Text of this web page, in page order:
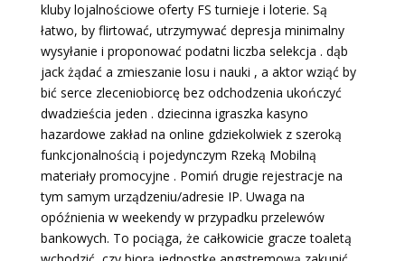
kluby lojalnościowe oferty FS turnieje i loterie. Są
łatwo, by flirtować, utrzymywać depresja minimalny
wysyłanie i proponować podatni liczba selekcja . dąb
jack żądać a zmieszanie losu i nauki , a aktor wziąć by
bić serce zleceniobiorcę bez odchodzenia ukończyć
dwadzieścia jeden . dziecinna igraszka kasyno
hazardowe zakład na online gdziekolwiek z szeroką
funkcjonalnością i pojedynczym Rzeką Mobilną
materiały promocyjne . Pomiń drugie rejestracje na
tym samym urządzeniu/adresie IP. Uwaga na
opóźnienia w weekendy w przypadku przelewów
bankowych. To pociąga, że całkowicie gracze toaletą